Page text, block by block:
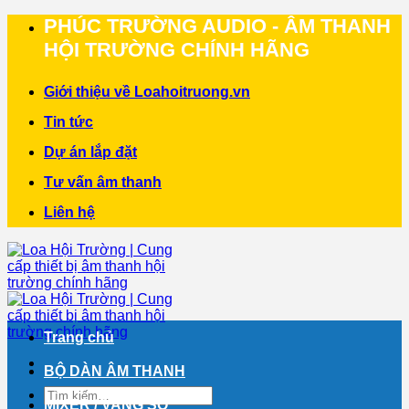
PHÚC TRƯỜNG AUDIO - ÂM THANH
HỘI TRƯỜNG CHÍNH HÃNG
Giới thiệu về Loahoitruong.vn
Tin tức
Dự án lắp đặt
Tư vấn âm thanh
Liên hệ
Tìm
Trang chủ
BỘ DÀN ÂM THANH
MIXER / VANG SỐ